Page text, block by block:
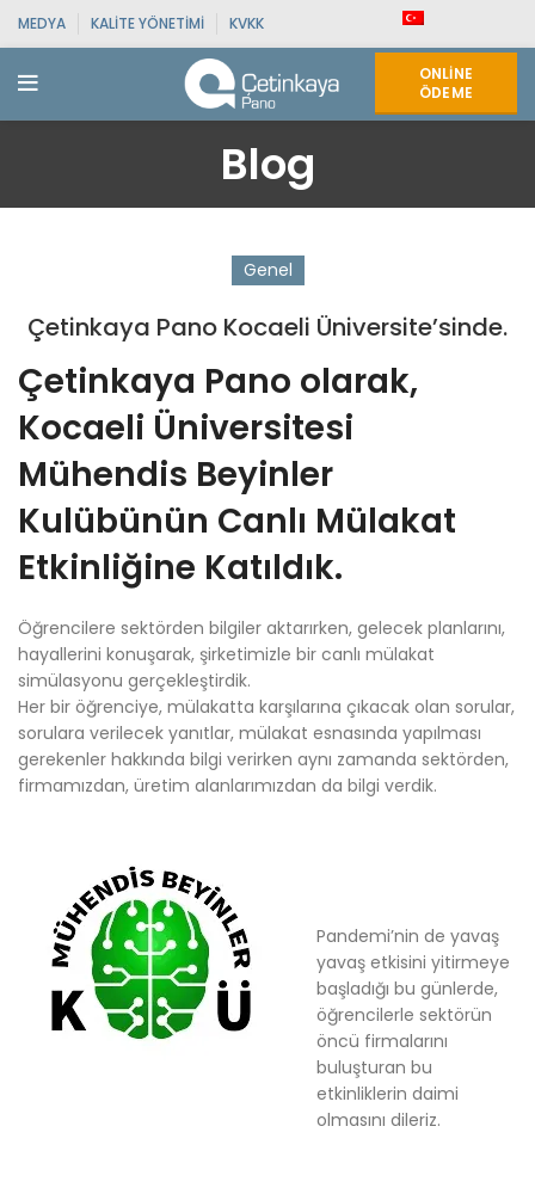
MEDYA KALITE YÖNETIMI KVKK
ONLINE
ÖDEME
Blog
Genel
Çetinkaya Pano Kocaeli Üniversite’sinde.
Çetinkaya Pano olarak,
Kocaeli Üniversitesi
Mühendis Beyinler
Kulübünün Canlı Mülakat
Etkinliğine Katıldık.
Öğrencilere sektörden bilgiler aktarırken, gelecek planlarını,
hayallerini konuşarak, şirketimizle bir canlı mülakat
simülasyonu gerçekleştirdik.
Her bir öğrenciye, mülakatta karşılarına çıkacak olan sorular,
sorulara verilecek yanıtlar, mülakat esnasında yapılması
gerekenler hakkında bilgi verirken aynı zamanda sektörden,
firmamızdan, üretim alanlarımızdan da bilgi verdik.
Pandemi’nin de yavaş
yavaş etkisini yitirmeye
başladığı bu günlerde,
öğrencilerle sektörün
öncü firmalarını
buluşturan bu
etkinliklerin daimi
olmasını dileriz.